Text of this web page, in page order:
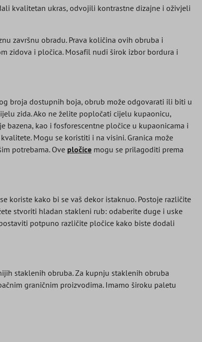
kvalitetan ukras, odvojili kontrastne dizajne i oživjeli
završnu obradu. Prava količina ovih obruba i
zidova i pločica. Mosafil nudi širok izbor bordura i
broja dostupnih boja, obrub može odgovarati ili biti u
zida. Ako ne želite popločati cijelu kupaonicu,
bazena, kao i fosforescentne pločice u kupaonicama i
Mogu se koristiti i na visini. Granica može
potrebama. Ove pločicemogu se prilagoditi prema
koriste kako bi se vaš dekor istaknuo. Postoje različite
stvoriti hladan stakleni rub: odaberite duge i uske
potpuno različite pločice kako biste dodali
staklenih obruba. Za kupnju staklenih obruba
graničnim proizvodima. Imamo široku paletu